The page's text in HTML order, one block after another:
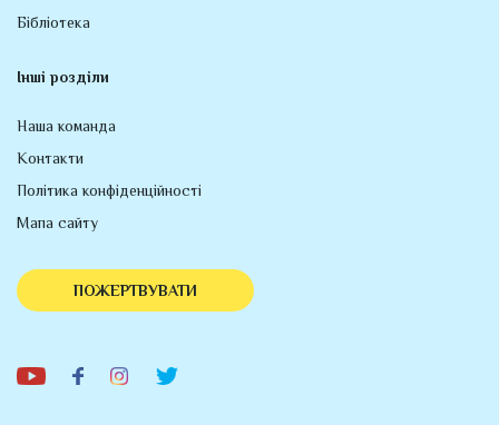
Бібліотека
Інші розділи
Наша команда
Контакти
Політика конфіденційності
Мапа сайту
ПОЖЕРТВУВАТИ